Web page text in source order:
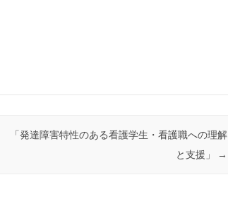
「発達障害特性のある看護学生・看護職への理解
と支援」
→